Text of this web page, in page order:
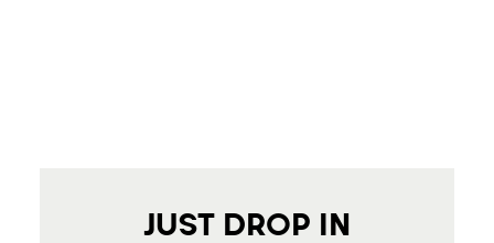
JUST DROP IN